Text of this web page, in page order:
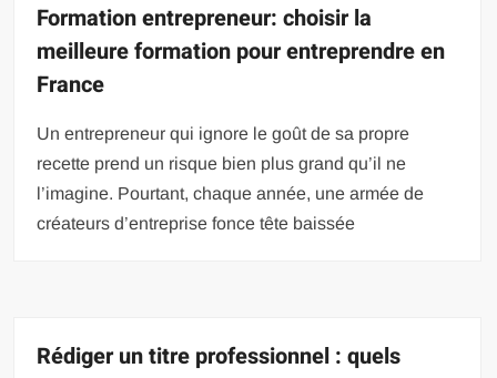
Formation entrepreneur: choisir la
meilleure formation pour entreprendre en
France
Un entrepreneur qui ignore le goût de sa propre
recette prend un risque bien plus grand qu’il ne
l’imagine. Pourtant, chaque année, une armée de
créateurs d’entreprise fonce tête baissée
Rédiger un titre professionnel : quels